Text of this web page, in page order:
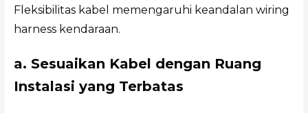
Fleksibilitas kabel memengaruhi keandalan wiring
harness kendaraan.
a. Sesuaikan Kabel dengan Ruang
Instalasi yang Terbatas